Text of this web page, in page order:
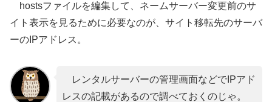
hostsファイルを編集して、ネームサーバー変更前のサ
イト表示を見るために必要なのが、サイト移転先のサーバ
ーのIPアドレス。
レンタルサーバーの管理画面などでIPアド
レスの記載があるので調べておくのじゃ。